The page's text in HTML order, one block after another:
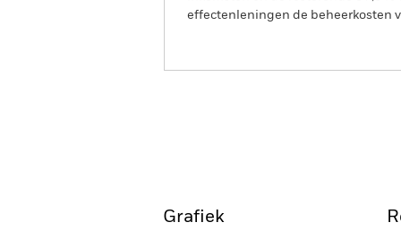
effectenleningen de beheerkosten
Grafiek